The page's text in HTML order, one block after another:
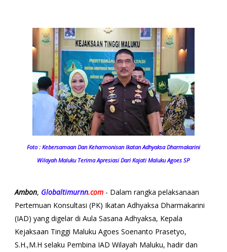
Foto : Kebersamaan Dan Keharmonisan Ikatan Adhyaksa Dharmakarini
Wilayah Maluku Terima Apresiasi Dari Kajati Maluku Agoes SP
Ambon, Globaltimurnn.com- Dalam rangka pelaksanaan
Pertemuan Konsultasi (PK) Ikatan Adhyaksa Dharmakarini
(IAD) yang digelar di Aula Sasana Adhyaksa, Kepala
Kejaksaan Tinggi Maluku Agoes Soenanto Prasetyo,
S.H.,M.H selaku Pembina IAD Wilayah Maluku, hadir dan